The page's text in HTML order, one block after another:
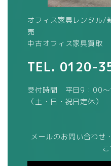
オフィス家具レンタル/
売
中古オフィス家具買取
TEL. 0120-
受付時間 平日9：00
（土・日・祝日定休）
メールのお問い合わせ